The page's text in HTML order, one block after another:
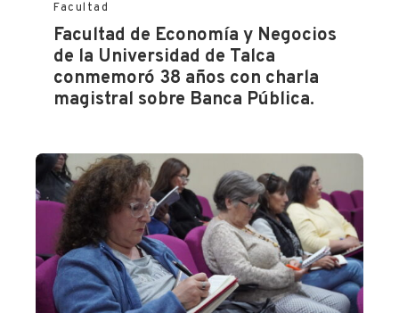
Facultad
Facultad de Economía y Negocios
de la Universidad de Talca
conmemoró 38 años con charla
magistral sobre Banca Pública.